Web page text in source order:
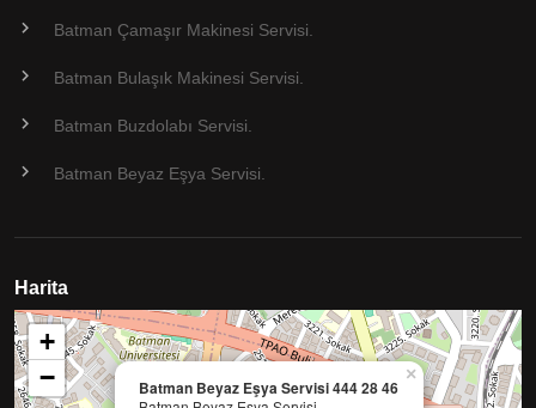
Batman Çamaşır Makinesi Servisi.
Batman Bulaşık Makinesi Servisi.
Batman Buzdolabı Servisi.
Batman Beyaz Eşya Servisi.
Harita
Batman Beyaz Eşya Servisi 444 28 46
×
+
−